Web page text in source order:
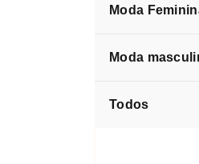
Moda
Moda
Todos
Game
espktra
35 Kill Call